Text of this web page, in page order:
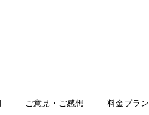
ご意見・ご感想 料金プラン